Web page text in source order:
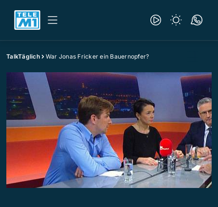
TalkTäglich War Jonas Fricker ein Bauernopfer?